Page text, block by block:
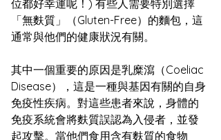
位都好幸運呢！) 有些人需要特別選擇
「無麩質」（Gluten-Free）的麵包，這
通常與他們的健康狀況有關。
其中一個重要的原因是乳糜瀉（Coeliac
Disease），這是一種與基因有關的自身
免疫性疾病。對這些患者來說，身體的
免疫系統會將麩質誤認為入侵者，並發
起攻擊。當他們食用含有麩質的食物